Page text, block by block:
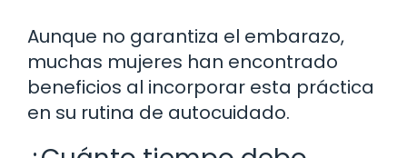
Aunque no garantiza el embarazo,
muchas mujeres han encontrado
beneficios al incorporar esta práctica
en su rutina de autocuidado.